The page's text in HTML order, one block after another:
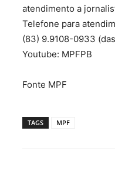
atendimento a
Telefone para
(83) 9.9108-0933
Youtube: MPFPB
Fonte MPF
TAGS MPF